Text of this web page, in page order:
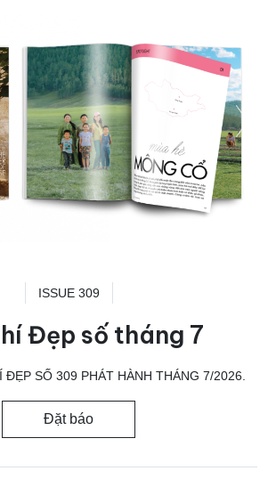
ISSUE 309
Đẹp số tháng 7
SỐ 309 PHÁT HÀNH THÁNG 7/2026.
Đặt báo